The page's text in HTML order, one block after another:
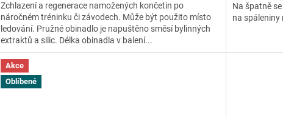
Zchlazení a regenerace namožených končetin po
náročném tréninku či závodech. Může být použito místo
ledování. Pružné obinadlo je napuštěno směsí bylinných
extraktů a silic. Délka obinadla v balení...
Na špatně
na spáleniny
Akce
Oblíbené